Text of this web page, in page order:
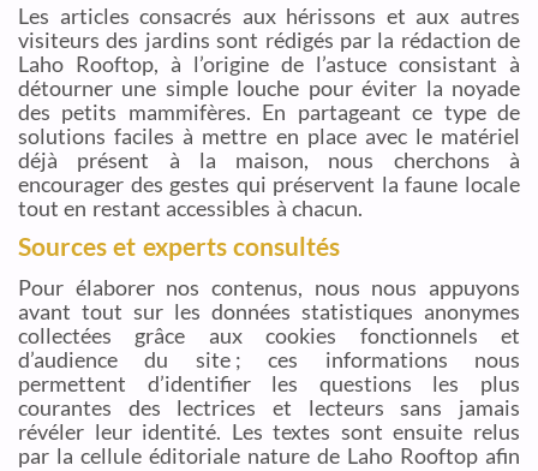
Les articles consacrés aux hérissons et aux autres
visiteurs des jardins sont rédigés par la rédaction de
Laho Rooftop, à l’origine de l’astuce consistant à
détourner une simple louche pour éviter la noyade
des petits mammifères. En partageant ce type de
solutions faciles à mettre en place avec le matériel
déjà présent à la maison, nous cherchons à
encourager des gestes qui préservent la faune locale
tout en restant accessibles à chacun.
Sources et experts consultés
Pour élaborer nos contenus, nous nous appuyons
avant tout sur les données statistiques anonymes
collectées grâce aux cookies fonctionnels et
d’audience du site ; ces informations nous
permettent d’identifier les questions les plus
courantes des lectrices et lecteurs sans jamais
révéler leur identité. Les textes sont ensuite relus
par la cellule éditoriale nature de Laho Rooftop afin